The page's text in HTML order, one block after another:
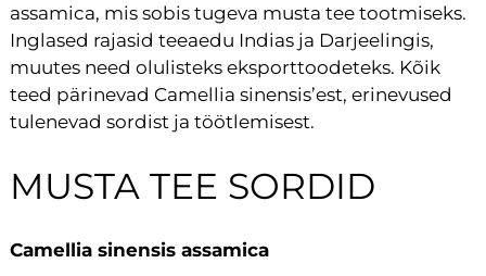
assamica, mis sobis tugeva musta tee tootmiseks.
Inglased rajasid teeaedu Indias ja Darjeelingis,
muutes need olulisteks eksporttoodeteks. Kõik
teed pärinevad Camellia sinensis’est, erinevused
tulenevad sordist ja töötlemisest.
MUSTA TEE SORDID
Camellia sinensis assamica